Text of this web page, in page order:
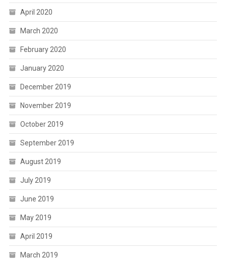
April 2020
March 2020
February 2020
January 2020
December 2019
November 2019
October 2019
September 2019
August 2019
July 2019
June 2019
May 2019
April 2019
March 2019